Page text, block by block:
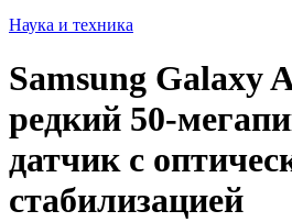
Наука и техника
Samsung Galaxy
редкий 50-
датчик с
стабилизацией